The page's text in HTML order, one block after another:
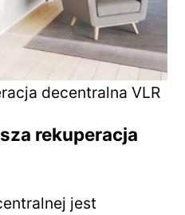
decentralna VLR
rekuperacja
jest